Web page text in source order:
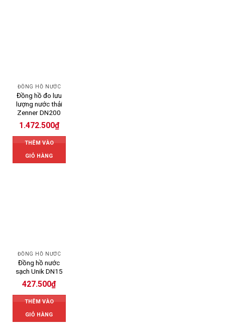
ĐỒNG HỒ NƯỚC
Đồng hồ đo lưu
lượng nước thải
Zenner DN200
1.472.500₫
THÊM VÀO
GIỎ HÀNG
ĐỒNG HỒ NƯỚC
Đồng hồ nước
sạch Unik DN15
427.500₫
THÊM VÀO
GIỎ HÀNG